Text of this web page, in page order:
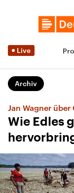
Live
Archiv
Jan Wagner über
Wie Edles